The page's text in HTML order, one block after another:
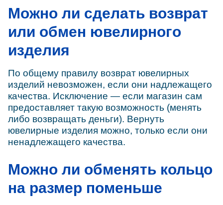
Можно ли сделать возврат
или обмен ювелирного
изделия
По общему правилу возврат ювелирных
изделий невозможен, если они надлежащего
качества. Исключение — если магазин сам
предоставляет такую возможность (менять
либо возвращать деньги). Вернуть
ювелирные изделия можно, только если они
ненадлежащего качества.
Можно ли обменять кольцо
на размер поменьше